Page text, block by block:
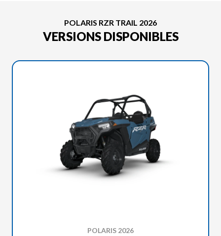
POLARIS RZR TRAIL 2026
VERSIONS DISPONIBLES
POLARIS 2026